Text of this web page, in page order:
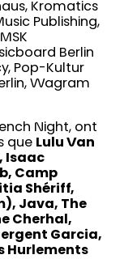
Kromatics
Publishing,
Berlin
Pop-Kultur
Wagram
Night, ont
que Lulu Van
Isaac
Camp
Shériff,
Java, The
Cherhal,
Garcia,
Hurlements